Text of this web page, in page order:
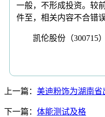
一般，不形成投资。较
件至，相关内容不合错
凯伦股份（300715）
上一篇： 美迪粉饰为湖南省
下一篇： 体能测试及格